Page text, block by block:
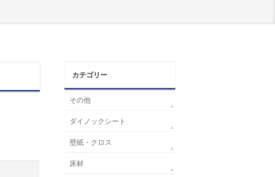
カテゴリー
その他
ダイノックシート
壁紙・クロス
床材